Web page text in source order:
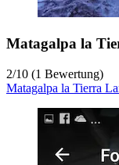
Matagalpa la
2/10 (1 Bewertung)
Matagalpa la Tierra